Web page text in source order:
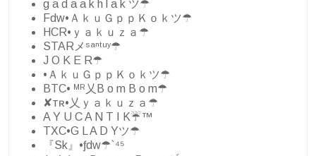
g a d a a k h l a k ツ☂
Fdw•ＡｋｕＧｐｐＫｏｋツ☂
HCR•ｙａｋｕｚａ☂
STARメˢᵃⁿᵗᵘʸ☂
J O K E R☂
•ＡｋｕＧｐｐＫｏｋツ☂
BTC• ᴹᴿ乂B o m B o m☂
✘тʀ•乂ｙａｋｕｚａ☂
A Y U C A N T I K☔™️
TXC•G L A D Yツ☂
『Sk』•ƒdw☂`⁴⁵